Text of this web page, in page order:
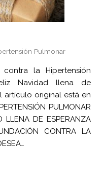
Pulmonar
la Hipertensión
Navidad llena de
artículo original está en
PULMONAR
LLENA DE ESPERANZA
CONTRA LA